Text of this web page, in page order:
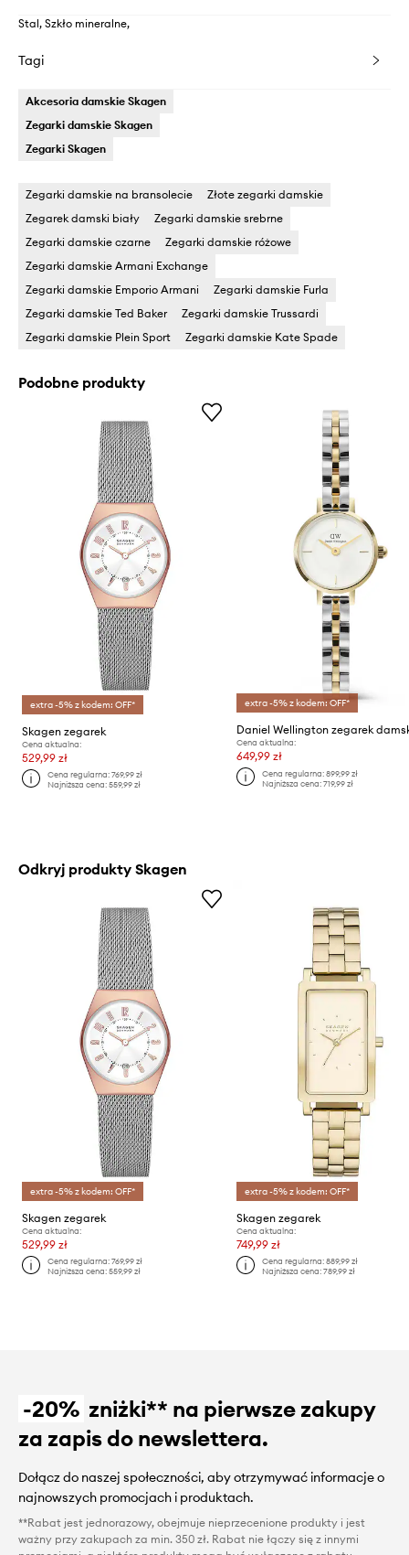
Stal, Szkło mineralne,
Tagi
Akcesoria damskie Skagen
Zegarki damskie Skagen
Zegarki Skagen
Zegarki damskie na bransolecie
Złote zegarki damskie
Zegarek damski biały
Zegarki damskie srebrne
Zegarki damskie czarne
Zegarki damskie różowe
Zegarki damskie Armani Exchange
Zegarki damskie Emporio Armani
Zegarki damskie Furla
Zegarki damskie Ted Baker
Zegarki damskie Trussardi
Zegarki damskie Plein Sport
Zegarki damskie Kate Spade
Podobne produkty
extra -5% z kodem: OFF*
Skagen zegarek
Cena aktualna:
529,99 zł
Cena regularna:769,99 zł
Najniższa cena:559,99 zł
extra -5% z kodem: OFF*
Daniel Wellington zegarek
Cena aktualna:
649,99 zł
Cena regularna: 899,99 zł
Najniższa cena: 719,99 zł
Odkryj produkty Skagen
extra -5% z kodem: OFF*
Skagen zegarek
Cena aktualna:
529,99 zł
Cena regularna:769,99 zł
Najniższa cena:559,99 zł
extra -5% z kodem: OFF*
Skagen zegarek
Cena aktualna:
749,99 zł
Cena regularna: 889,99 zł
Najniższa cena: 789,99 zł
-20% zniżki** na pierwsze zakupy
za zapis do newslettera.
Dołącz do naszej społeczności, aby otrzymywać informacje o
najnowszych promocjach i produktach.
**Rabat jest jednorazowy, obejmuje nieprzecenione produkty i jest
ważny przy zakupach za min. 350 zł. Rabat nie łączy się z innymi